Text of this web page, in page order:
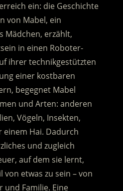
ein: die Geschichte
von Mabel, ein
Mädchen, erzählt,
in einen Roboter-
ihrer technikgestützten
einer kostbaren
begegnet Mabel
und Arten: anderen
Vögeln, Insekten,
einem Hai. Dadurch
und zugleich
auf dem sie lernt,
von etwas zu sein – von
und Familie. Eine